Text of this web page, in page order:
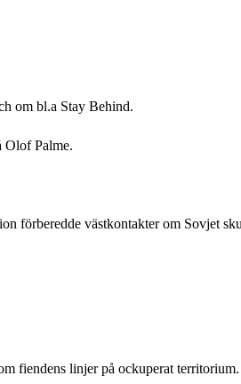
om bl.a Stay Behind.
Olof Palme.
förberedde västkontakter om Sovjet
fiendens linjer på ockuperat territorium.